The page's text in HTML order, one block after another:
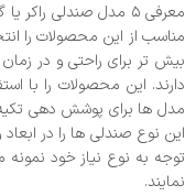
معرفی ۵ مدل صندلی
مناسب از این محصولات را
بیش تر برای راحتی و در
دارند. این محصولات را با
مدل ها برای پوشش دهی تکیه
این نوع صندلی ها را در
توجه به نوع نیاز خود نمونه
نمایند.